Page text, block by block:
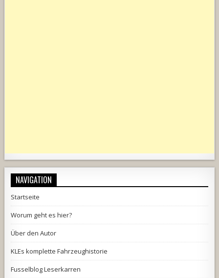
NAVIGATION
Startseite
Worum geht es hier?
Über den Autor
KLEs komplette Fahrzeughistorie
Fusselblog Leserkarren